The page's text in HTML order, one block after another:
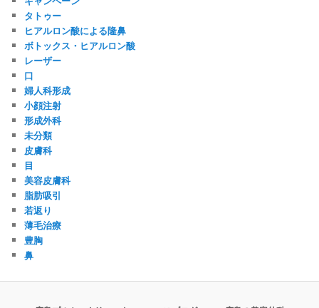
タトゥー
ヒアルロン酸による隆鼻
ボトックス・ヒアルロン酸
レーザー
口
婦人科形成
小顔注射
形成外科
未分類
皮膚科
目
美容皮膚科
脂肪吸引
若返り
薄毛治療
豊胸
鼻